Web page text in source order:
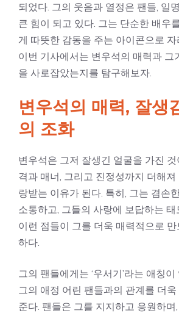
되었다. 그의 웃음과 열정은 팬들, 일명
큰 힘이 되고 있다. 그는 단순한 배우
게 따뜻한 감동을 주는 아이콘으로
이번 기사에서는 변우석의 매력과 그
을 사로잡았는지를 탐구해보자.
변우석의 매력, 잘생
의 조화
변우석은 그저 잘생긴 얼굴을 가진
격과 매너, 그리고 진정성까지 더해
랑받는 이유가 된다. 특히, 그는 겸손
소통하고, 그들의 사랑에 보답하는
이런 점들이 그를 더욱 매력적으로
하다.
그의 팬들에게는 ‘우서기’라는 애칭
그의 애정 어린 팬들과의 관계를 더
준다. 팬들은 그를 지지하고 응원하